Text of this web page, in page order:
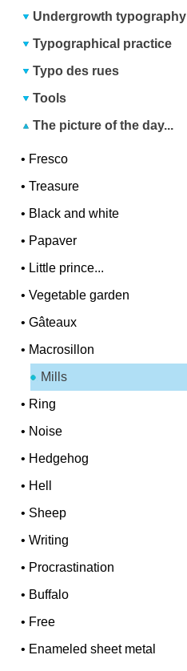
Undergrowth typography
Typographical practice
Typo des rues
Tools
The picture of the day...
• Fresco
•Treasure
• Black and white
• Papaver
• Little prince...
•Vegetable garden
•Gâteaux
• Macrosillon
Mills
• Ring
• Noise
• Hedgehog
• Hell
• Sheep
•Writing
• Procrastination
• Buffalo
• Free
• Enameled sheet metal